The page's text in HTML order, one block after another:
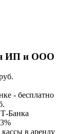
ИП и ООО
- бесплатно
в аренду